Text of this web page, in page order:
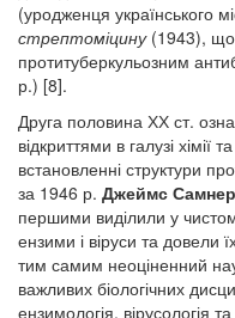
(уродженця українського
стрептоміцину(1943), що
протитуберкульозним
р.) [8].
Друга половина ХХ ст.
відкриттями в галузі хімії
встановленні структури
за 1946 р. Джеймс
першими виділили у
ензими і віруси та довели
тим самим неоціненний
важливих біологічних
ензимологія, вірусологія